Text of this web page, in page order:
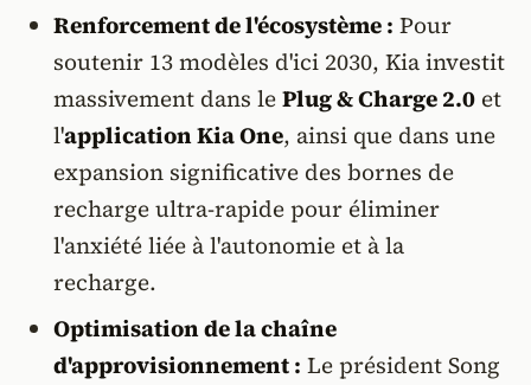
Renforcement de l'écosystème : Pour
soutenir 13 modèles d'ici 2030, Kia investit
massivement dans lePlug & Charge 2.0et
l'application Kia One, ainsi que dans une
expansion significative des bornes de
recharge ultra-rapide pour éliminer
l'anxiété liée à l'autonomie et à la
recharge.
Optimisation de la chaîne
d'approvisionnement : Le président Song